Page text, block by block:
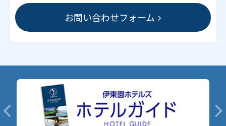
お問い合わせフォーム